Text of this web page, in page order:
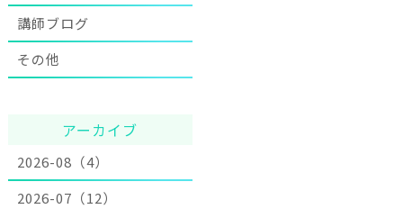
講師ブログ
その他
アーカイブ
2026-08（4）
2026-07（12）